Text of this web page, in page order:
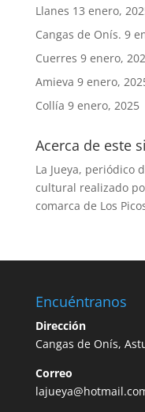
Llanes 13 enero,
Cangas de Onís. 9
Cuerres 9 enero,
Amieva 9 enero,
Collía 9 enero, 2025
Acerca de este
La Jueya, periódico
cultural realizado
comarca de Los
Encuéntranos
Dirección
Cangas de Onís,
Correo